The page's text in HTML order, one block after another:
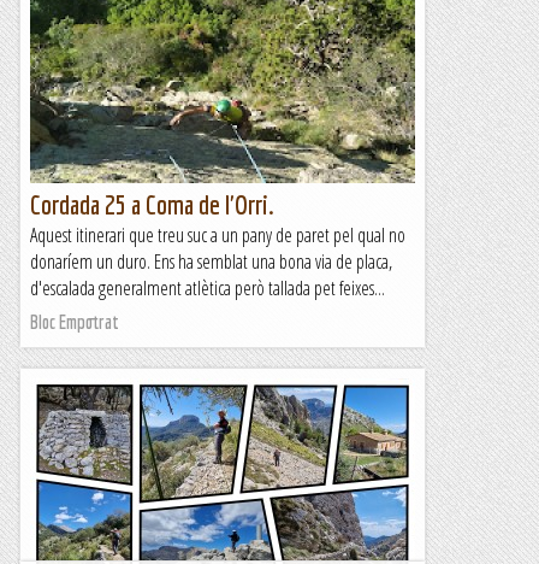
Cordada 25 a Coma de l'Orri.
Aquest itinerari que treu suc a un pany de paret pel qual no
donaríem un duro. Ens ha semblat una bona via de placa,
d'escalada generalment atlètica però tallada pet feixes...
Bloc Empotrat